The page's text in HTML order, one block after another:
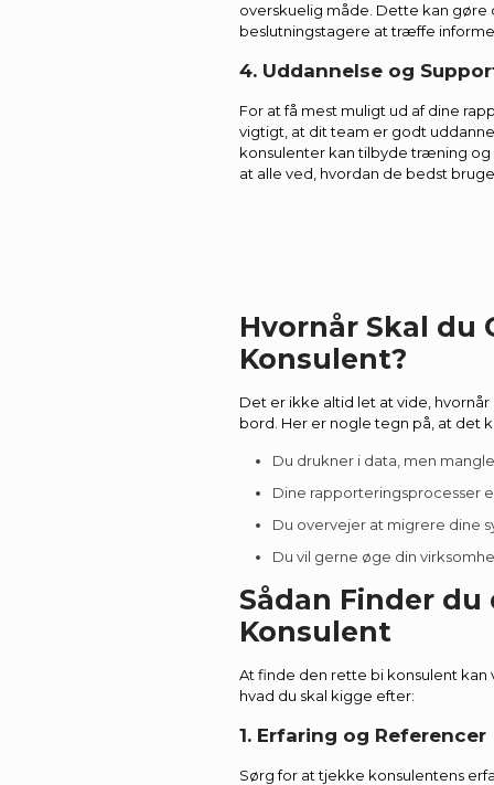
overskuelig måde. Dette kan
beslutningstagere at træffe
4. Uddannelse og
For at få mest muligt ud af dine
vigtigt, at dit team er godt
konsulenter kan tilbyde træning
at alle ved, hvordan de bedst
Hvornår Skal du
Konsulent?
Det er ikke altid let at vide,
bord. Her er nogle tegn på, at det
Du drukner i data, men
Dine rapporteringsprocesser
Du overvejer at migrere dine
Du vil gerne øge din
Sådan Finder du
Konsulent
At finde den rette bi konsulent
hvad du skal kigge efter:
1. Erfaring og Referencer
Sørg for at tjekke konsulentens